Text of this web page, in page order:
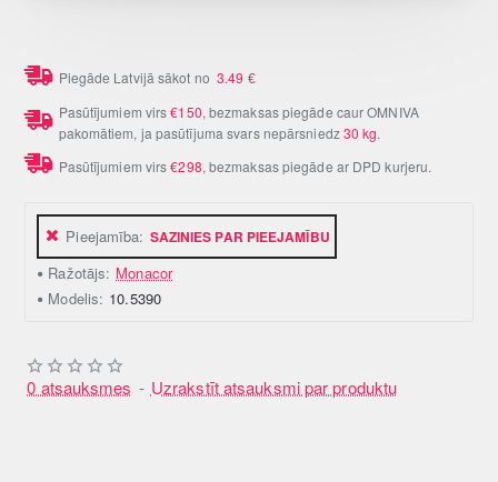
Pieejamība: SAZINIES PAR PIEEJAMĪBU
Ražotājs: Monacor
Modelis: 10.5390
0 atsauksmes - Uzrakstīt atsauksmi par produktu
Piegāde Latvijā sākot no3.49 €
Pasūtījumiem virs€150, bezmaksas piegāde caur OMNIVA
pakomātiem, ja pasūtījuma svars nepārsniedz30 kg.
Pasūtījumiem virs€298, bezmaksas piegāde ar DPD kurjeru.